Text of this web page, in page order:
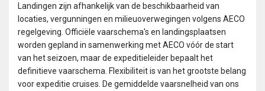
Landingen zijn afhankelijk van de beschikbaarheid van
locaties, vergunningen en milieuoverwegingen volgens AECO
regelgeving. Officiële vaarschema's en landingsplaatsen
worden gepland in samenwerking met AECO vóór de start
van het seizoen, maar de expeditieleider bepaalt het
definitieve vaarschema. Flexibiliteit is van het grootste belang
voor expeditie cruises. De gemiddelde vaarsnelheid van ons